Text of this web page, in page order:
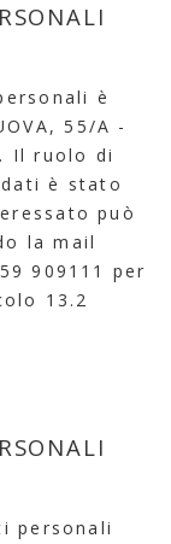
è
55/A -
Il ruolo di
è stato
può
la mail
909111 per
13.2
personali